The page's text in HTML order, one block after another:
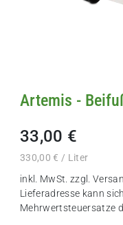
Artemis -
33,00 €
330,00 € / Liter
inkl. MwSt. zzgl.
Lieferadresse kann
Mehrwertsteuersatze